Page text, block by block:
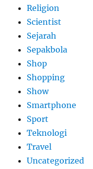
Religion
Scientist
Sejarah
Sepakbola
Shop
Shopping
Show
Smartphone
Sport
Teknologi
Travel
Uncategorized